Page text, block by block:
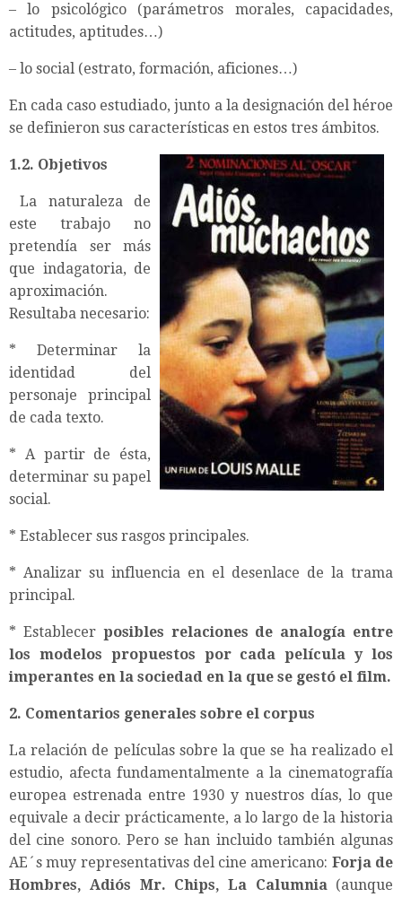
– lo psicológico (parámetros morales, capacidades,
actitudes, aptitudes…)
– lo social (estrato, formación, aficiones…)
En cada caso estudiado, junto a la designación del héroe
se definieron sus características en estos tres ámbitos.
1.2. Objetivos
La naturaleza de
este trabajo no
pretendía ser más
que indagatoria, de
aproximación.
Resultaba necesario:
* Determinar la
identidad del
personaje principal
de cada texto.
* A partir de ésta,
determinar su papel
social.
* Establecer sus rasgos principales.
* Analizar su influencia en el desenlace de la trama
principal.
* Establecer posibles relaciones de analogía entre
los modelos propuestos por cada película y los
imperantes en la sociedad en la que se gestó el film.
2. Comentarios generales sobre el corpus
La relación de películas sobre la que se ha realizado el
estudio, afecta fundamentalmente a la cinematografía
europea estrenada entre 1930 y nuestros días, lo que
equivale a decir prácticamente, a lo largo de la historia
del cine sonoro. Pero se han incluido también algunas
AE´s muy representativas del cine americano: Forja de
Hombres, Adiós Mr. Chips, La Calumnia (aunque